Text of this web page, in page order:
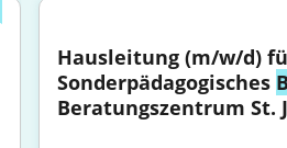
Hausleitung (m/w/d)
Sonderpädagogisches
Beratungszentrum St.